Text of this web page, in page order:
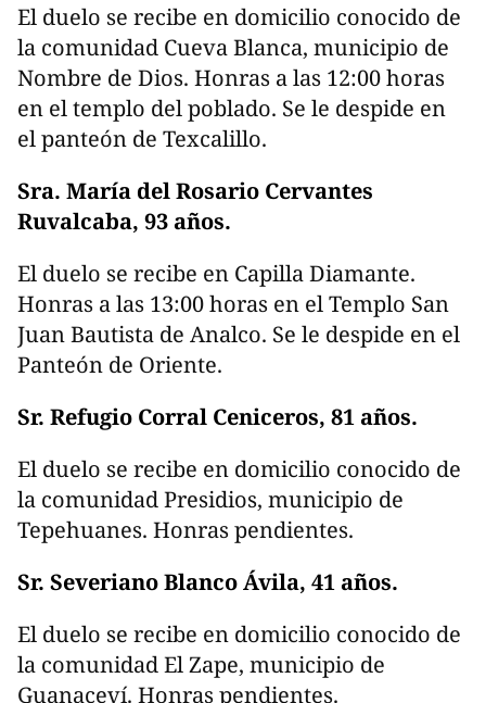
El duelo se recibe en domicilio conocido de
la comunidad Cueva Blanca, municipio de
Nombre de Dios. Honras a las 12:00 horas
en el templo del poblado. Se le despide en
el panteón de Texcalillo.
Sra. María del Rosario Cervantes
Ruvalcaba, 93 años.
El duelo se recibe en Capilla Diamante.
Honras a las 13:00 horas en el Templo San
Juan Bautista de Analco. Se le despide en el
Panteón de Oriente.
Sr. Refugio Corral Ceniceros, 81 años.
El duelo se recibe en domicilio conocido de
la comunidad Presidios, municipio de
Tepehuanes. Honras pendientes.
Sr. Severiano Blanco Ávila, 41 años.
El duelo se recibe en domicilio conocido de
la comunidad El Zape, municipio de
Guanaceví. Honras pendientes.